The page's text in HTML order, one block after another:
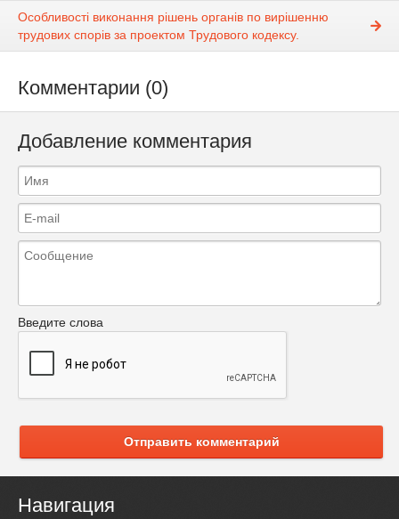
Особливості виконання рішень органів по вирішенню
трудових спорів за проектом Трудового кодексу.
Комментарии (0)
Добавление комментария
Введите слова
Отправить комментарий
Навигация